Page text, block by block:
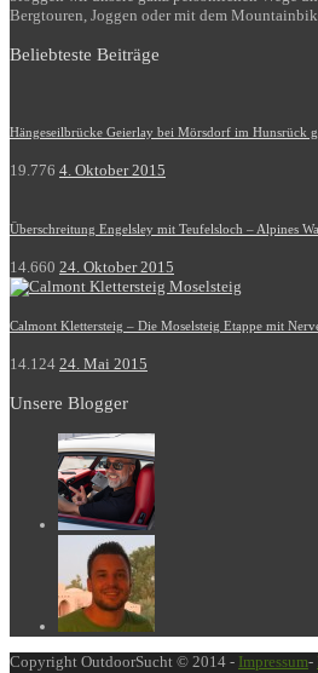
Bergtouren, Joggen oder mit dem
Beliebteste Beiträge
Hängeseilbrücke Geierlay bei Mörsdorf im Hunsrück
19.776 4. Oktober 2015
Überschreitung Engelsley mit Teufelsloch – Alpines
14.660 24. Oktober 2015
Calmont Klettersteig – Die Moselsteig Etappe mit
14.124 24. Mai 2015
Unsere Blogger
Copyright OutdoorSucht © 2014 - Impressum-